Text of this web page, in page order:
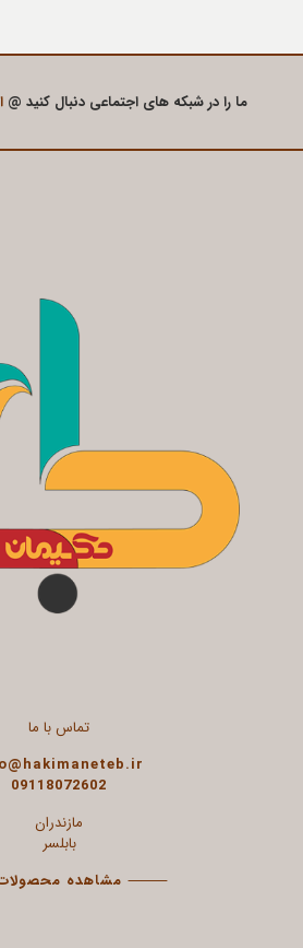
ما را در شبکه های اجتماعی دنبال کنید @
تماس با ما
09118072602
مازندران
بابلسر
⸻ مشاهده